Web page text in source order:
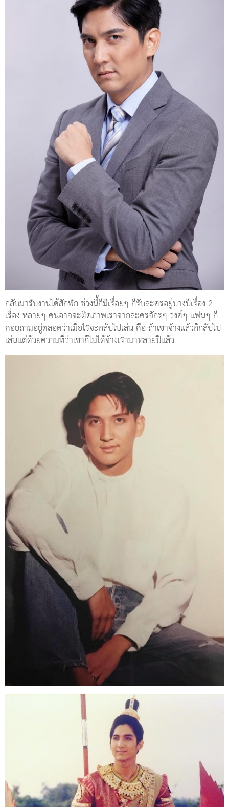
กลับมารับงานได้สักพัก ช่วงนี้ก็มีเรื่อยๆ ก็รับละครอยู่บางปีเรื่อง 2
เรื่อง หลายๆ คนอาจจะติดภาพเราจากละครจักรๆ วงศ์ๆ แฟนๆ ก็
คอยถามอยู่ตลอดว่าเมื่อไรจะกลับไปเล่น คือ ถ้าเขาจ้างแล้วก็กลับไป
เล่นแต่ด้วยความที่ว่าเขาก็ไม่ได้จ้างเรามาหลายปีแล้ว